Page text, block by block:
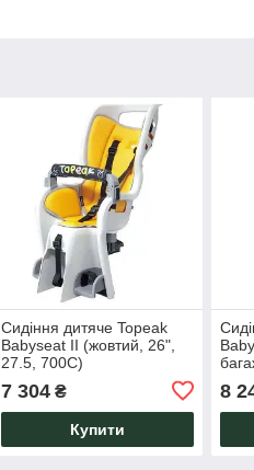
Сидіння дитяче Topeak
Babyseat II (жовтий, 26",
27.5, 700C)
7 304₴
Купити
8